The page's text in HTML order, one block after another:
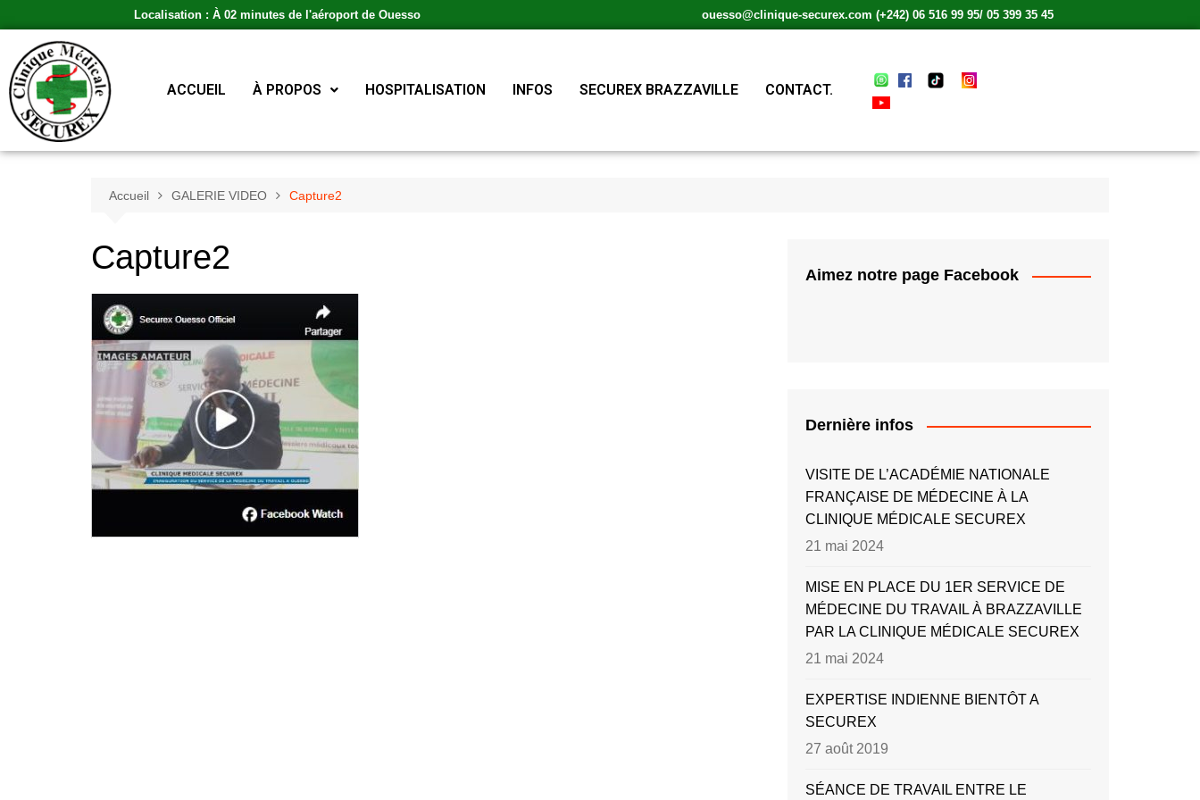
Localisation : À 02 minutes de l'aéroport de Ouesso ouesso@clinique-securex.com (+242) 06 516 99 95/ 05 399 35 45
ACCUEIL À PROPOS HOSPITALISATION INFOS SECUREX BRAZZAVILLE CONTACT.
Accueil GALERIE VIDEO Capture2
Capture2 Aimez notre page Facebook
Dernière infos
VISITE DE L’ACADÉMIE NATIONALE
FRANÇAISE DE MÉDECINE À LA
CLINIQUE MÉDICALE SECUREX
21 mai 2024
MISE EN PLACE DU 1ER SERVICE DE
MÉDECINE DU TRAVAIL À BRAZZAVILLE
PAR LA CLINIQUE MÉDICALE SECUREX
21 mai 2024
EXPERTISE INDIENNE BIENTÔT A
SECUREX
27 août 2019
SÉANCE DE TRAVAIL ENTRE LE